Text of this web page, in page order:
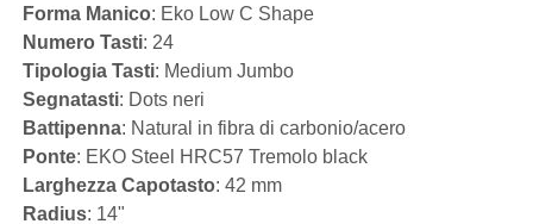
Forma Manico: Eko Low C Shape
Numero Tasti: 24
Tipologia Tasti: Medium Jumbo
Segnatasti: Dots neri
Battipenna: Natural in fibra di carbonio/acero
Ponte: EKO Steel HRC57 Tremolo black
Larghezza Capotasto: 42 mm
Radius: 14"